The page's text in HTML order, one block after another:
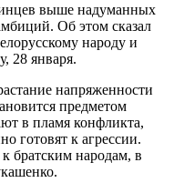
выше надуманных
Об этом сказал
народу и
28 января.
напряженности
предметом
в пламя конфликта,
готовят к агрессии.
братским народам, в